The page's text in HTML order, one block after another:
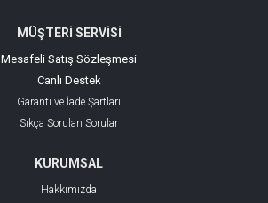
MÜŞTERİ SERVİSİ
Mesafeli Satış Sözleşmesi
Canlı Destek
Garanti ve İade Şartları
Sıkça Sorulan Sorular
KURUMSAL
Hakkımızda